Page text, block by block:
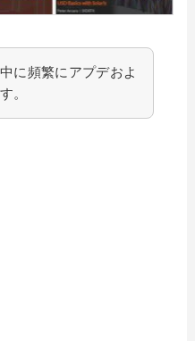
に頻繁にアプデおよ
。